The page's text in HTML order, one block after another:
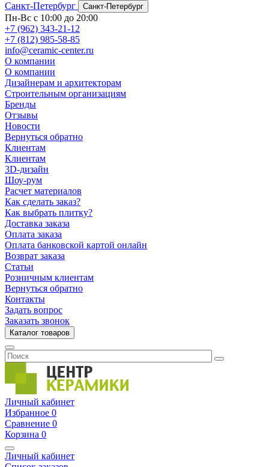
Санкт-Петербург
Санкт-Петербург
Пн-Вс с 10:00 до 20:00
+7 (962) 343-21-12
+7 (812) 985-58-85
info@ceramic-center.ru
О компании
О компании
Дизайнерам и архитекторам
Строительным организациям
Бренды
Отзывы
Новости
Вернуться обратно
Клиентам
Клиентам
3D-дизайн
Шоу-рум
Расчет материалов
Как сделать заказ?
Как выбрать плитку?
Доставка заказа
Оплата заказа
Оплата банковской картой онлайн
Возврат заказа
Статьи
Розничным клиентам
Вернуться обратно
Контакты
Задать вопрос
Заказать звонок
Каталог товаров
Личный кабинет
Избранное 0
Сравнение 0
Корзина 0
Личный кабинет